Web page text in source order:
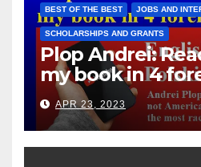
BEST OF THE BEST JOBS AND
SCHOLARSHIPS AND GRANTS
Plop Andrei:
my book in 4
languages
APR 23, 2023